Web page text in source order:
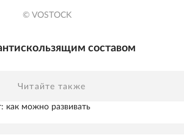
© VOSTOCK
составом
Читайте также
как можно развивать